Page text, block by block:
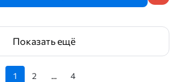
Показать ещё
1 2 ... 4